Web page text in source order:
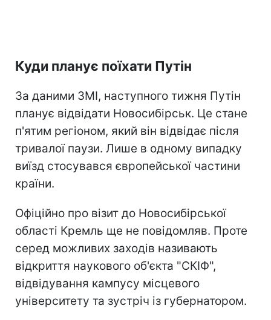
Куди планує поїхати Путін
За даними ЗМІ, наступного тижня Путін
планує відвідати Новосибірськ. Це стане
п'ятим регіоном, який він відвідає після
тривалої паузи. Лише в одному випадку
виїзд стосувався європейської частини
країни.
Офіційно про візит до Новосибірської
області Кремль ще не повідомляв. Проте
серед можливих заходів називають
відкриття наукового об'єкта "СКІФ",
відвідування кампусу місцевого
університету та зустріч із губернатором.